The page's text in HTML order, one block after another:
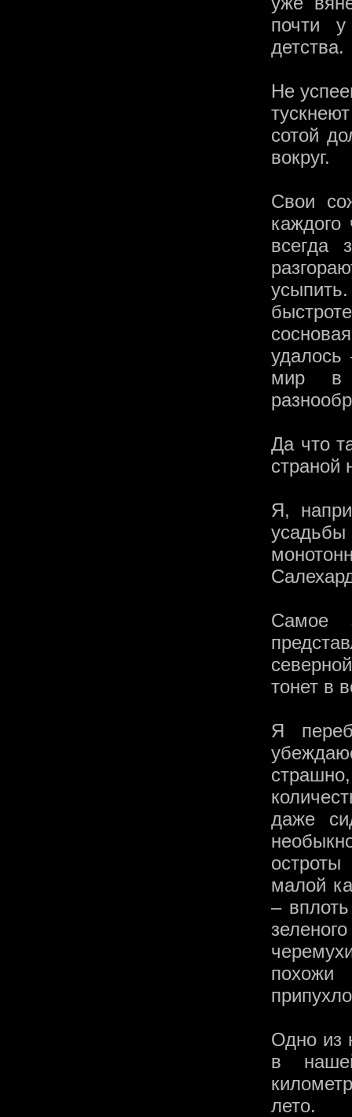
почти
детства.
Не
сотой
вокруг.
Свои
всегда
удалось
мир в
Да что
страной
Я,
Самое
тонет в
Я
даже
малой
–
Одно из
в
лето.